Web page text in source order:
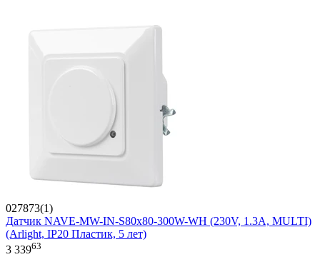
027873(1)
Датчик NAVE-MW-IN-S80x80-300W-WH (230V, 1.3A, MULTI)
(Arlight, IP20 Пластик, 5 лет)
3 33963